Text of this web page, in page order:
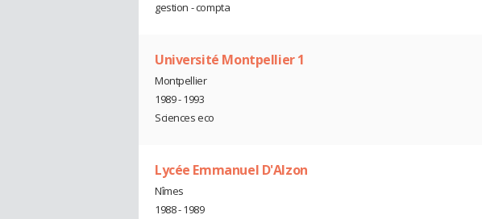
gestion - compta
Université Montpellier 1
Montpellier
1989 - 1993
Sciences eco
Lycée Emmanuel D'Alzon
Nîmes
1988 - 1989